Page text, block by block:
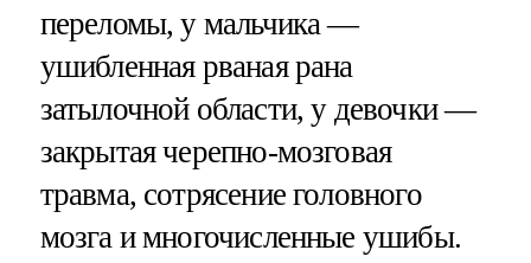
переломы, у мальчика —
ушибленная рваная рана
затылочной области, у девочки —
закрытая черепно-мозговая
травма, сотрясение головного
мозга и многочисленные ушибы.